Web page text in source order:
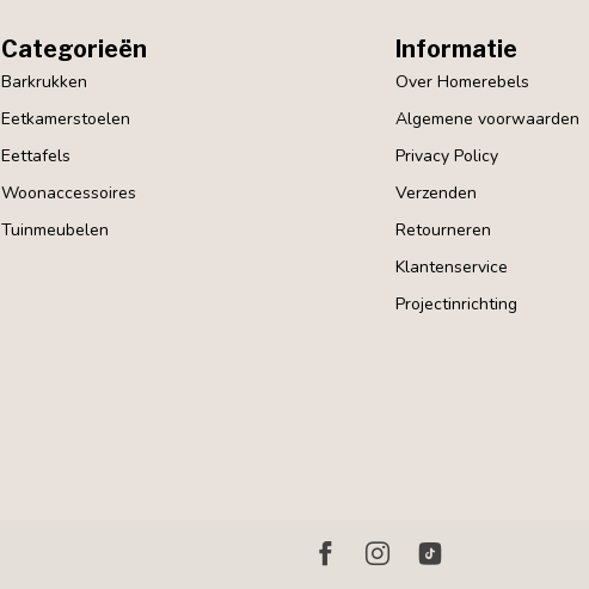
Categorieën
Barkrukken
Eetkamerstoelen
Eettafels
Woonaccessoires
Tuinmeubelen
Informatie
Over Homerebels
Algemene voorwaarden
Privacy Policy
Verzenden
Retourneren
Klantenservice
Projectinrichting